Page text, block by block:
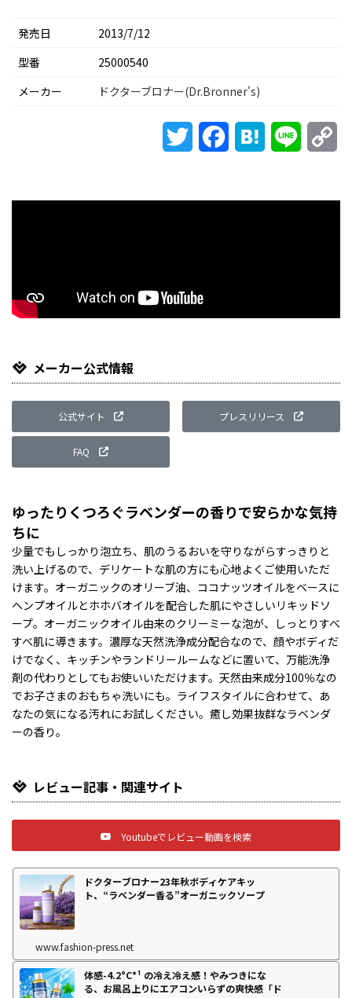
発売日
2013/7/12
型番
25000540
メーカー
ドクターブロナー(Dr.Bronner's)
Twitter FacebookHatena Line
メーカー公式情報
公式サイト プレスリリース
FAQ
ゆったりくつろぐラベンダーの香りで安らかな気持
ちに
少量でもしっかり泡立ち、肌のうるおいを守りながらすっきりと
洗い上げるので、デリケートな肌の方にも心地よくご使用いただ
けます。オーガニックのオリーブ油、ココナッツオイルをベースに
ヘンプオイルとホホバオイルを配合した肌にやさしいリキッドソ
ープ。オーガニックオイル由来のクリーミーな泡が、しっとりすべ
すべ肌に導きます。濃厚な天然洗浄成分配合なので、顔やボディだ
けでなく、キッチンやランドリールームなどに置いて、万能洗浄
剤の代わりとしてもお使いいただけます。天然由来成分100％なの
でお子さまのおもちゃ洗いにも。ライフスタイルに合わせて、あ
なたの気になる汚れにお試しください。癒し効果抜群なラベンダ
ーの香り。
レビュー記事・関連サイト
Youtubeでレビュー動画を検索
ドクターブロナー23年秋ボディケアキッ
ト、“ラベンダー香る”オーガニックソープ
www.fashion-press.net
体感-4.2°C*¹ の冷え冷え感！やみつきにな
る、お風呂上りにエアコンいらずの爽快感「ド